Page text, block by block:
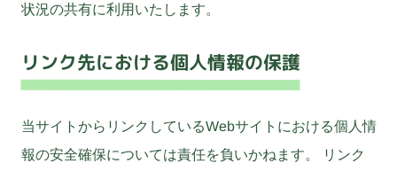
状況の共有に利用いたします。
リンク先における個人情報の保護
当サイトからリンクしているWebサイトにおける個人情
報の安全確保については責任を負いかねます。 リンク